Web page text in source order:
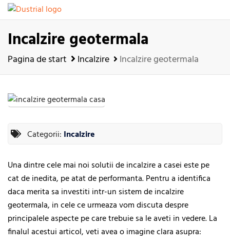
Incalzire geotermala
Pagina de start Incalzire Incalzire geotermala
Categorii: Incalzire
Una dintre cele mai noi solutii de incalzire a casei este pe
cat de inedita, pe atat de performanta. Pentru a identifica
daca merita sa investiti intr-un sistem de incalzire
geotermala, in cele ce urmeaza vom discuta despre
principalele aspecte pe care trebuie sa le aveti in vedere. La
finalul acestui articol, veti avea o imagine clara asupra: